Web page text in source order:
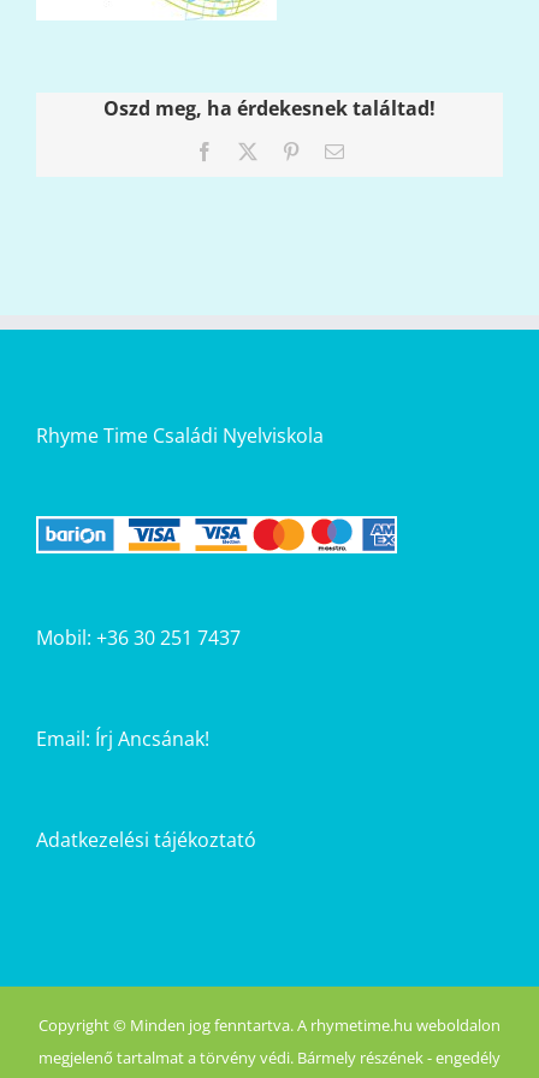
Oszd meg, ha érdekesnek találtad!
Facebook PinterestEmail:
Rhyme Time Családi Nyelviskola
Mobil: +36 30 251 7437
Email: Írj Ancsának!
Adatkezelési tájékoztató
Copyright © Minden jog fenntartva. A rhymetime.hu weboldalon
megjelenő tartalmat a törvény védi. Bármely részének - engedély